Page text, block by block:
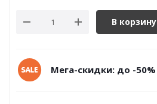
В корзину
Мега-скидки: до -50%